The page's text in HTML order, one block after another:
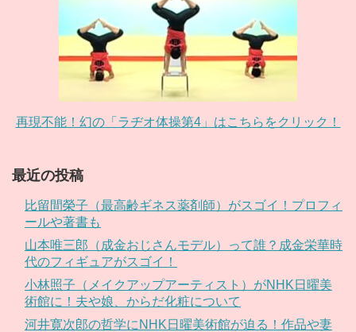
再現不能！幻の「ラヂオ体操第4」はこちらをクリック！
最近の投稿
比留間榮子（最高齢ギネス薬剤師）がスゴイ！プロフィ
ールや著書も
山本唯三郎（成金おじさんモデル）って誰？成金栄華時
代のフィギュアがスゴイ！
小林照子（メイクアップアーティスト）がNHK日曜美
術館に！夫や娘、からだ化粧について
河井寛次郎の哲学にNHK日曜美術館が迫る！作品や妻